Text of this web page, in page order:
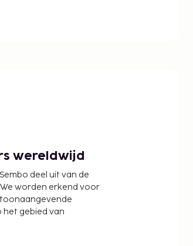
wereldwijd
deel uit van de
worden erkend voor
het gebied van